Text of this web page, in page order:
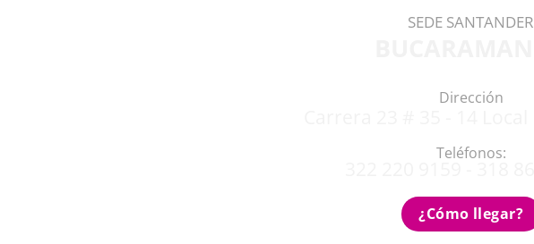
SEDE SANTANDER
Dirección
Teléfonos:
¿Cómo llegar?